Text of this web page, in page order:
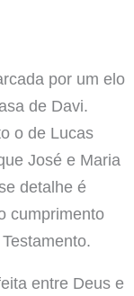
por um elo
de Davi.
o de Lucas
José e Maria
detalhe é
cumprimento
entre Deus e